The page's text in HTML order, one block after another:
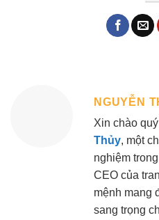
NGUYỄN
Xin chào
Thủy, một
nghiệm
CEO của
mệnh mang
sang trọng